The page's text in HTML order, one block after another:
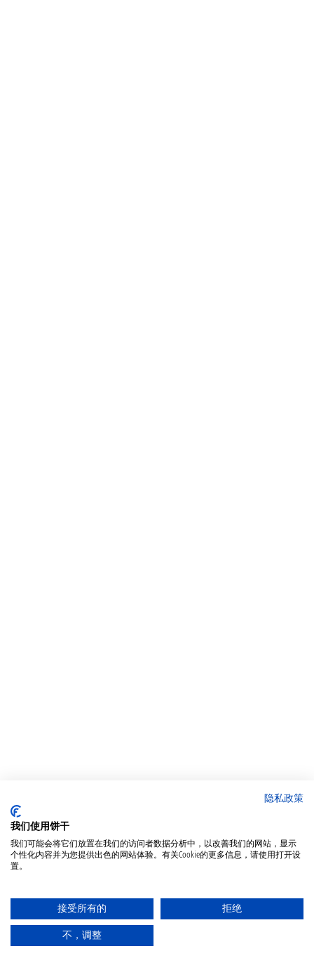
隐私政策
我们使用饼干
我们可能会将它们放置在我们的访问者数据分析中，以改善我们的网站，显示
个性化内容并为您提供出色的网站体验。有关Cookie的更多信息，请使用打开设
置。
接受所有的 拒绝
不，调整